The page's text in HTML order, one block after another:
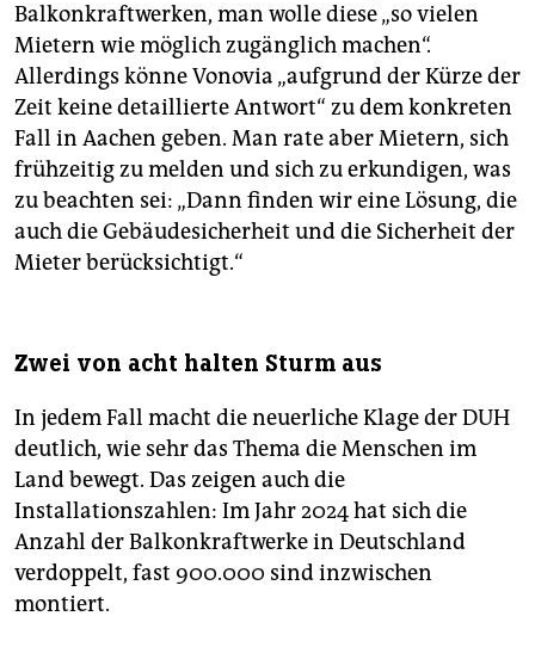
Balkonkraftwerken, man wolle diese „so vielen
Mietern wie möglich zugänglich machen“.
Allerdings könne Vonovia „aufgrund der Kürze der
Zeit keine detaillierte Antwort“ zu dem konkreten
Fall in Aachen geben. Man rate aber Mietern, sich
frühzeitig zu melden und sich zu erkundigen, was
zu beachten sei: „Dann finden wir eine Lösung, die
auch die Gebäudesicherheit und die Sicherheit der
Mieter berücksichtigt.“
Zwei von acht halten Sturm aus
In jedem Fall macht die neuerliche Klage der DUH
deutlich, wie sehr das Thema die Menschen im
Land bewegt. Das zeigen auch die
Installationszahlen: Im Jahr 2024 hat sich die
Anzahl der Balkonkraftwerke in Deutschland
verdoppelt, fast 900.000 sind inzwischen
montiert.